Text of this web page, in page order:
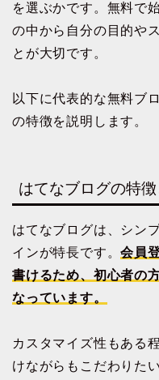
を選ぶかです。無料で
の中から自分の目的や
とが大切です。
以下に代表的な無料ブ
の特徴を説明します。
はてなブログの特
はてなブログは、シン
インが特長です。会員
書けるため、初心者の
なっています。
カスタマイズ性もある
けながらもこだわりた